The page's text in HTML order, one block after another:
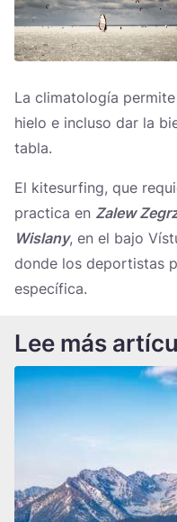
La climatología
hielo e incluso dar la
tabla.
El kitesurfing, que
practica en Zalew
Wislany, en el bajo
donde los deportistas
específica.
Lee más